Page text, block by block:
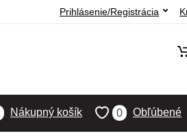
Prihlásenie/Registrácia
0 Obľúbené
Nákupný košík